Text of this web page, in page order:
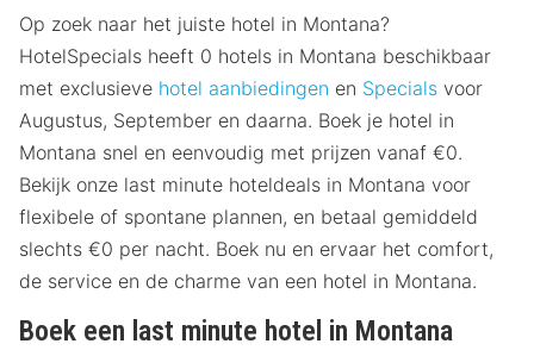
Op zoek naar het juiste hotel in Montana?
HotelSpecials heeft 0 hotels in Montana beschikbaar
met exclusieve hotel aanbiedingen en Specials voor
Augustus, September en daarna. Boek je hotel in
Montana snel en eenvoudig met prijzen vanaf €0.
Bekijk onze last minute hoteldeals in Montana voor
flexibele of spontane plannen, en betaal gemiddeld
slechts €0 per nacht. Boek nu en ervaar het comfort,
de service en de charme van een hotel in Montana.
Boek een last minute hotel in Montana